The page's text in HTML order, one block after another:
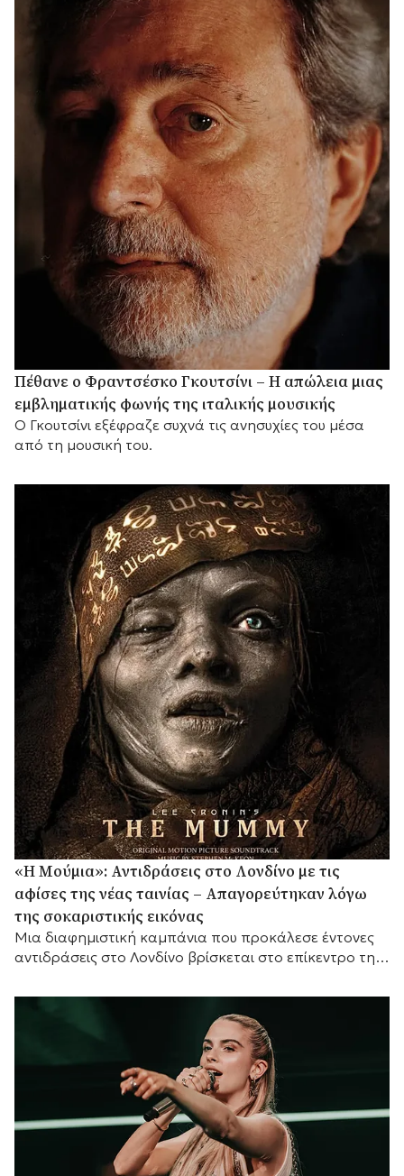
Πέθανε ο Φραντσέσκο Γκουτσίνι – Η απώλεια μιας
εμβληματικής φωνής της ιταλικής μουσικής
Ο Γκουτσίνι εξέφραζε συχνά τις ανησυχίες του μέσα
από τη μουσική του.
«Η Μούμια»: Αντιδράσεις στο Λονδίνο με τις
αφίσες της νέας ταινίας – Απαγορεύτηκαν λόγω
της σοκαριστικής εικόνας
Μια διαφημιστική καμπάνια που προκάλεσε έντονες
αντιδράσεις στο Λονδίνο βρίσκεται στο επίκεντρο της
«Η...